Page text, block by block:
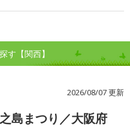
す【関西】
2026/08/07 更新
島まつり／大阪府